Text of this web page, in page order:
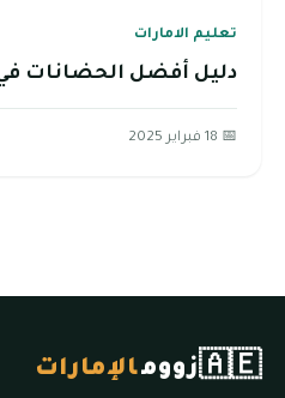
تعليم الامارات
دليل أفضل الحضانات في
📅 18 فبراير 2025
🇦🇪زوومالإمارات